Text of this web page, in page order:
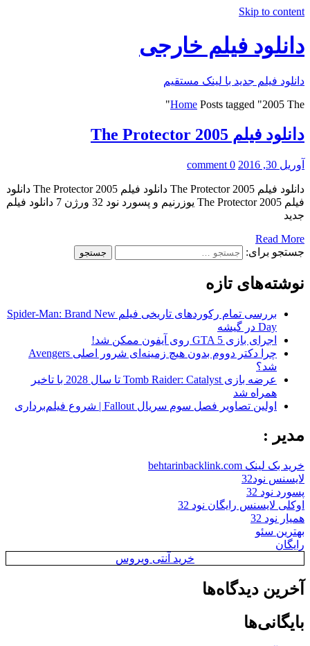
Skip to content
دانلود فیلم خارجی
دانلود فیلم جدید با لینک مستقیم
Home Posts tagged "2005 The"
دانلود فیلم The Protector 2005
آوریل 30, 2016 0 comment
دانلود فیلم The Protector 2005 دانلود فیلم The Protector 2005 دانلود
فیلم The Protector 2005 یوزرنیم و پسورد نود 32 ورژن 7 دانلود فیلم
جدید
Read More
جستجو برای:
نوشته‌های تازه
بررسی تمام رکوردهای تاریخی فیلم Spider-Man: Brand New
Day در گیشه
اجرای بازی GTA 5 روی آیفون ممکن شد!
چرا دکتر دووم بدون هیچ زمینه‌ای شرور اصلی Avengers
شد؟
عرضه بازی Tomb Raider: Catalyst تا سال 2028 با تاخیر
همراه شد
اولین تصاویر فصل سوم سریال Fallout | شروع فیلم‌برداری
مدیر :
خرید بک لینک behtarinbacklink.com
لایسنس نود32
پسورد نود 32
اوکلی لایسنس رایگان نود 32
همیار نود 32
بهترین سئو
رایگان
خرید آنتی ویروس
آخرین دیدگاه‌ها
بایگانی‌ها